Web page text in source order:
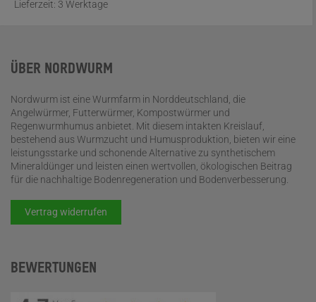
Lieferzeit: 3 Werktage
ÜBER NORDWURM
Nordwurm ist eine Wurmfarm in Norddeutschland, die
Angelwürmer, Futterwürmer, Kompostwürmer und
Regenwurmhumus anbietet. Mit diesem intakten Kreislauf,
bestehend aus Wurmzucht und Humusproduktion, bieten wir eine
leistungsstarke und schonende Alternative zu synthetischem
Mineraldünger und leisten einen wertvollen, ökologischen Beitrag
für die nachhaltige Bodenregeneration und Bodenverbesserung.
Vertrag widerrufen
BEWERTUNGEN